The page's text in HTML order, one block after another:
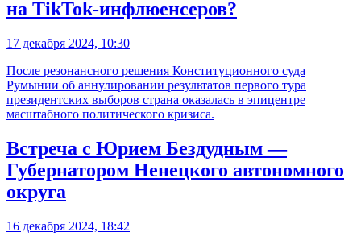
на TikTok-инфлюенсеров?
17 декабря 2024, 10:30
После резонансного решения Конституционного суда
Румынии об аннулировании результатов первого тура
президентских выборов страна оказалась в эпицентре
масштабного политического кризиса.
Встреча с Юрием Бездудным —
Губернатором Ненецкого автономного
округа
16 декабря 2024, 18:42